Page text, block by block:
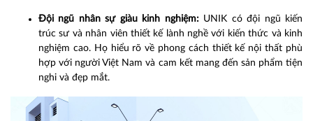
Đội ngũ nhân sự giàu kinh nghiệm: UNIK có đội ngũ kiến
trúc sư và nhân viên thiết kế lành nghề với kiến thức và kinh
nghiệm cao. Họ hiểu rõ về phong cách thiết kế nội thất phù
hợp với người Việt Nam và cam kết mang đến sản phẩm tiện
nghi và đẹp mắt.